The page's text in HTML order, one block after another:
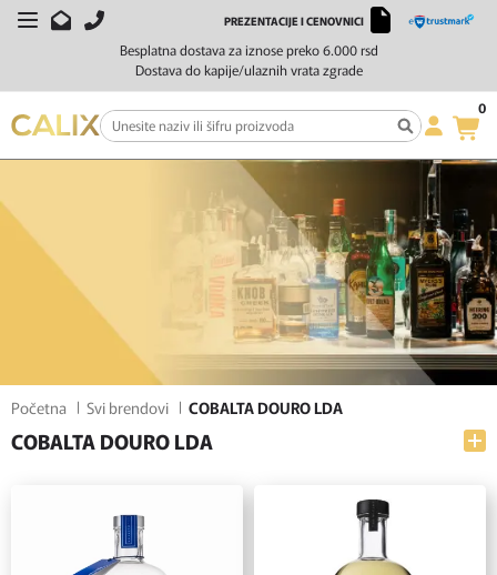
Besplatna dostava za iznose preko 6.000 rsd
Dostava do kapije/ulaznih vrata zgrade
PREZENTACIJE I CENOVNICI
0
Početna Svi brendovi COBALTA DOURO LDA
COBALTA DOURO LDA
FILTERI
SORTIRAJ